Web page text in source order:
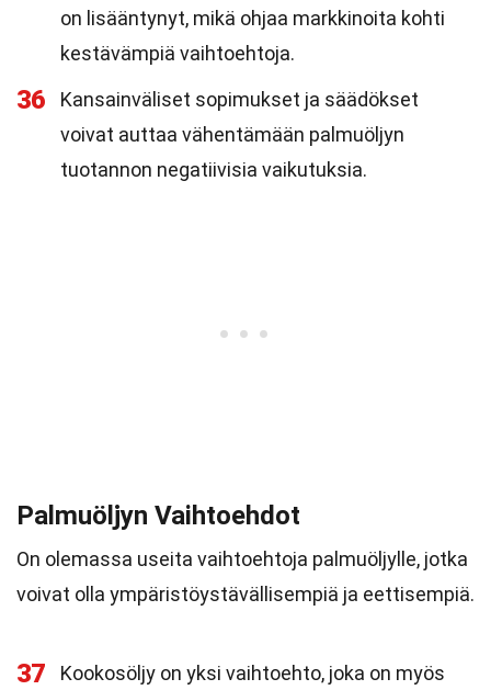
on lisääntynyt, mikä ohjaa markkinoita kohti
kestävämpiä vaihtoehtoja.
36
Kansainväliset sopimukset ja säädökset
voivat auttaa vähentämään palmuöljyn
tuotannon negatiivisia vaikutuksia.
Palmuöljyn Vaihtoehdot
On olemassa useita vaihtoehtoja palmuöljylle, jotka
voivat olla ympäristöystävällisempiä ja eettisempiä.
37
Kookosöljy on yksi vaihtoehto, joka on myös